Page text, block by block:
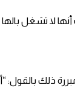
لا تشغل بالها
ذلك بالقول: